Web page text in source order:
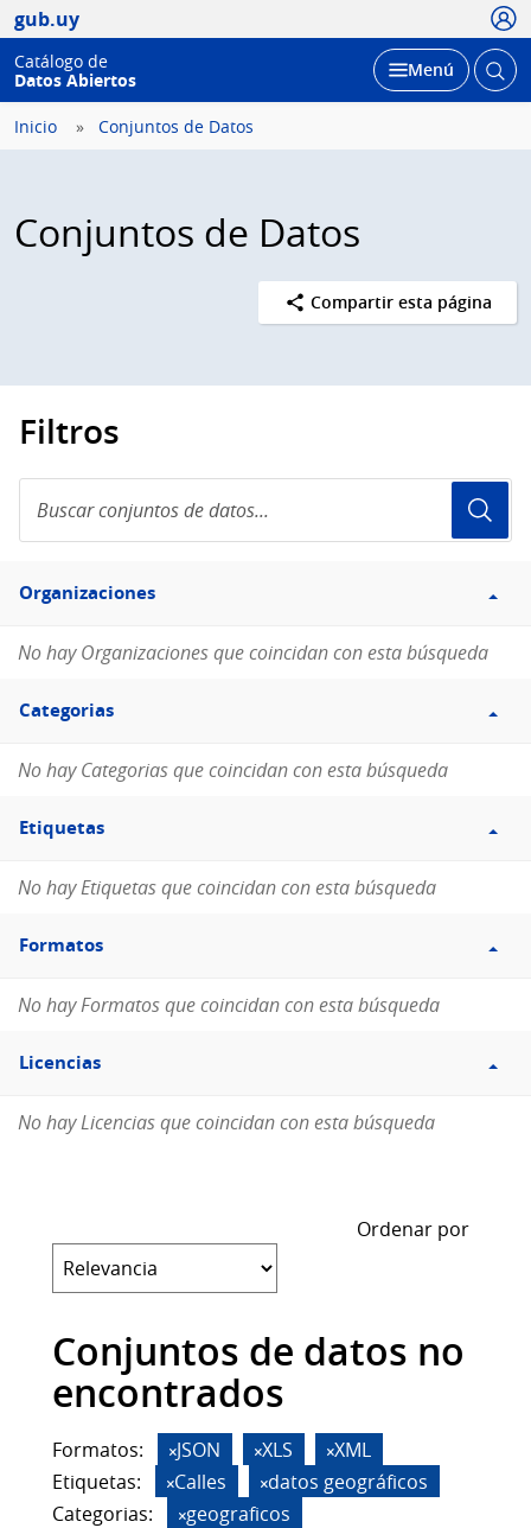
gub.uy
Catálogo de
Datos Abiertos
Desplegar
Menú Abrir
Inicio Conjuntos de Datos
Conjuntos de Datos
Compartir esta página
Filtros
conjuntos
de
Filtro
Organizaciones
Organizaciones
No hay Organizaciones que coincidan con esta búsqueda
Filtro
Categorias
Categorias
No hay Categorias que coincidan con esta búsqueda
Filtro
Etiquetas
Etiquetas
No hay Etiquetas que coincidan con esta búsqueda
Filtro
Formatos
Formatos
No hay Formatos que coincidan con esta búsqueda
Filtro
Licencias
Licencias
No hay Licencias que coincidan con esta búsqueda
Ordenar por
Conjuntos de datos no
encontrados
Formatos: JSON XLS
XML
Etiquetas:
Calles
datos geográficos
Categorias:
geograficos